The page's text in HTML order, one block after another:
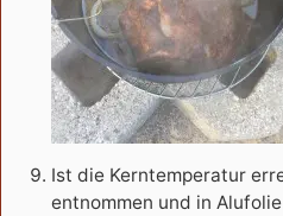
Ist die Kerntemperatur
entnommen und in